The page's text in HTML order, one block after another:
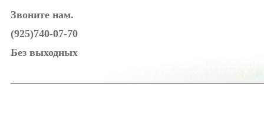
Звоните нам.
(925)740-07-70
Без выходных